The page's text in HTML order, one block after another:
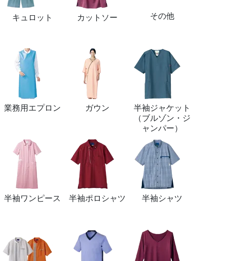
キュロット カットソー その他
業務用エプロン ガウン
半袖ジャケット
（ブルゾン・ジ
ャンパー）
半袖ワンピース 半袖ポロシャツ 半袖シャツ